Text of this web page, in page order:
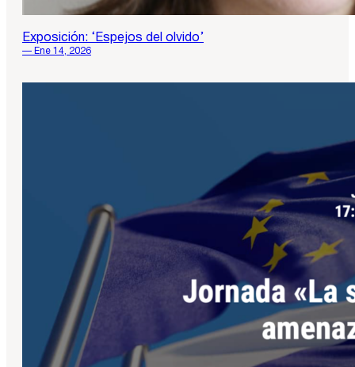
Exposición: ‘Espejos del olvido’
— Ene 14, 2026